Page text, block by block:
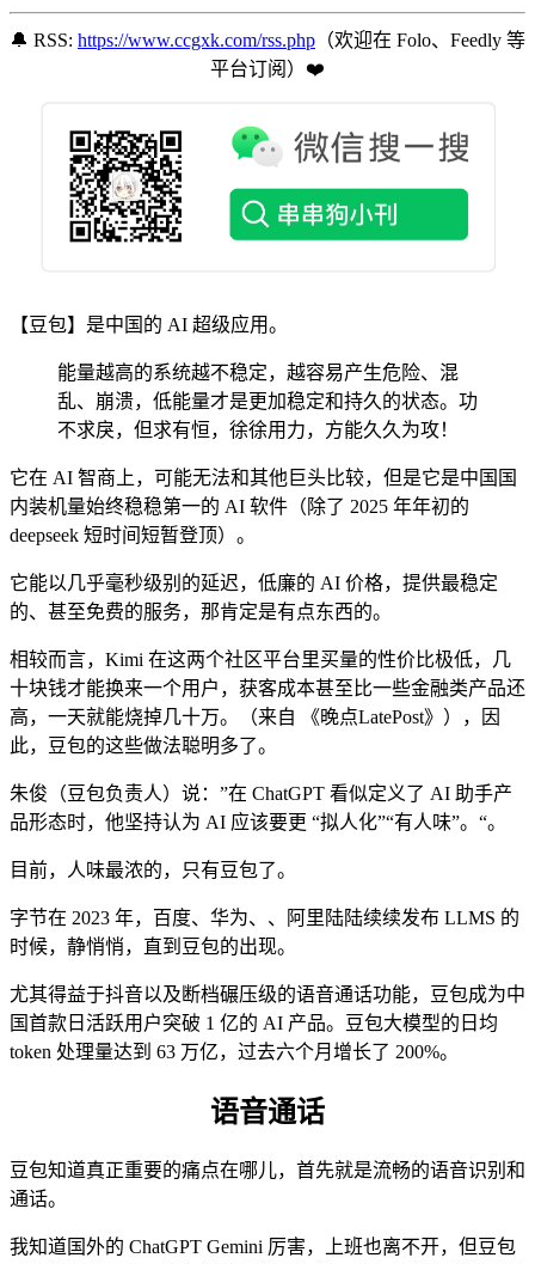
🔔 RSS: https://www.ccgxk.com/rss.php （欢迎在 Folo、Feedly 等
平台订阅️）❤️
【豆包】是中国的 AI 超级应用。
能量越高的系统越不稳定，越容易产生危险、混
乱、崩溃，低能量才是更加稳定和持久的状态。功
不求戾，但求有恒，徐徐用力，方能久久为攻！
它在 AI 智商上，可能无法和其他巨头比较，但是它是中国国
内装机量始终稳稳第一的 AI 软件（除了 2025 年年初的
deepseek 短时间短暂登顶）。
它能以几乎毫秒级别的延迟，低廉的 AI 价格，提供最稳定
的、甚至免费的服务，那肯定是有点东西的。
相较而言，Kimi 在这两个社区平台里买量的性价比极低，几
十块钱才能换来一个用户，获客成本甚至比一些金融类产品还
高，一天就能烧掉几十万。（来自 《晚点LatePost》），因
此，豆包的这些做法聪明多了。
朱俊（豆包负责人）说：”在 ChatGPT 看似定义了 AI 助手产
品形态时，他坚持认为 AI 应该要更 “拟人化”“有人味”。“。
目前，人味最浓的，只有豆包了。
字节在 2023 年，百度、华为、、阿里陆陆续续发布 LLMS 的
时候，静悄悄，直到豆包的出现。
尤其得益于抖音以及断档碾压级的语音通话功能，豆包成为中
国首款日活跃用户突破 1 亿的 AI 产品。豆包大模型的日均
token 处理量达到 63 万亿，过去六个月增长了 200%。
语音通话
豆包知道真正重要的痛点在哪儿，首先就是流畅的语音识别和
通话。
我知道国外的 ChatGPT Gemini 厉害，上班也离不开，但豆包